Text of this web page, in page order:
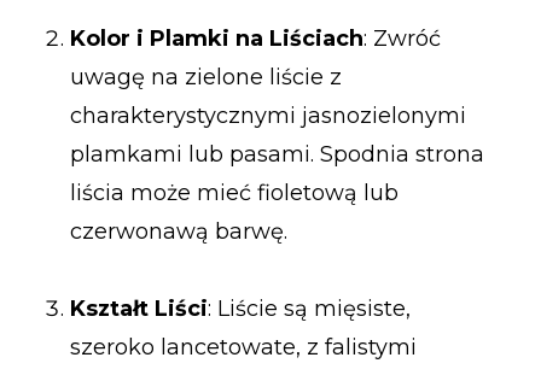
Kolor i Plamki na Liściach: Zwróć
uwagę na zielone liście z
charakterystycznymi jasnozielonymi
plamkami lub pasami. Spodnia strona
liścia może mieć fioletową lub
czerwonawą barwę.
Kształt Liści: Liście są mięsiste,
szeroko lancetowate, z falistymi